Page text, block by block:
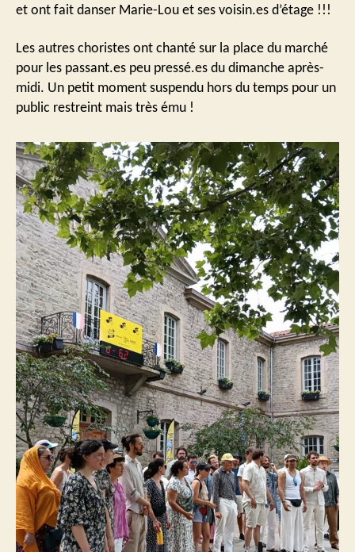
et ont fait danser Marie-Lou et ses voisin.es d’étage !!!
Les autres choristes ont chanté sur la place du marché
pour les passant.es peu pressé.es du dimanche après-
midi. Un petit moment suspendu hors du temps pour un
public restreint mais très ému !